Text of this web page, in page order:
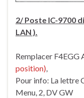
2/ Poste IC-9700
LAN ).
Remplacer
position),
Pour info: La lettre
Menu, 2, DV GW